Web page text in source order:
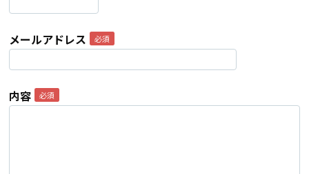
メールアドレス
内容